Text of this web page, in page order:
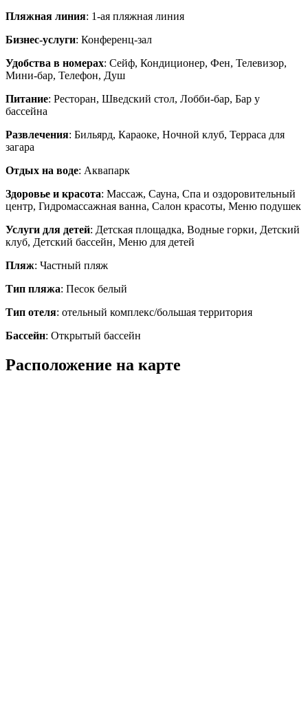
Пляжная линия: 1-ая пляжная линия
Бизнес-услуги: Конференц-зал
Удобства в номерах: Сейф, Кондиционер, Фен, Телевизор,
Мини-бар, Телефон, Душ
Питание: Ресторан, Шведский стол, Лобби-бар, Бар у
бассейна
Развлечения: Бильярд, Караоке, Ночной клуб, Терраса для
загара
Отдых на воде: Аквапарк
Здоровье и красота: Массаж, Сауна, Спа и оздоровительный
центр, Гидромассажная ванна, Салон красоты, Меню подушек
Услуги для детей: Детская площадка, Водные горки, Детский
клуб, Детский бассейн, Меню для детей
Пляж: Частный пляж
Тип пляжа: Песок белый
Тип отеля: отельный комплекс/большая территория
Бассейн: Открытый бассейн
Расположение на карте